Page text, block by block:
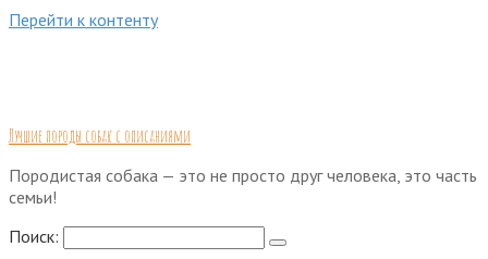
Перейти к контенту
Лучшие породы собак с описаниями
Породистая собака — это не просто друг человека, это часть
семьи!
Поиск: